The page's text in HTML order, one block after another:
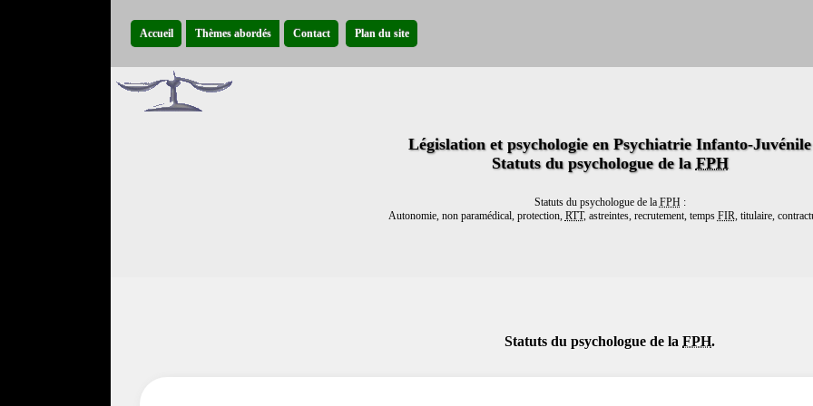
Accueil Thèmes abordés Contact Plan du site
Législation et psychologie en Psychiatrie Infanto-Juvénile
Statuts du psychologue de la FPH
Statuts du psychologue de la FPH:
Autonomie, non paramédical, protection, RTT, astreintes, recrutement, temps FIR , titulaire,
Statuts du psychologue de la FPH.